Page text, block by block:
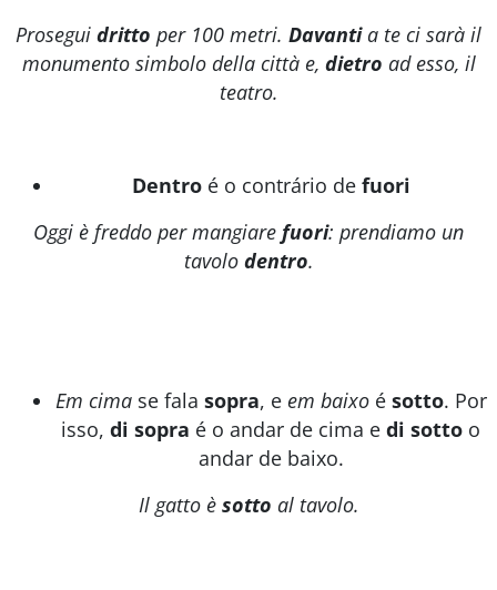
Prosegui dritto per 100 metri. Davantia te ci sarà il
monumento simbolo della città e, dietro ad esso, il
teatro.
Dentro é o contrário de fuori
Oggi è freddo per mangiare fuori: prendiamo un
tavolo dentro.
Em cima se fala sopra, eem baixoé sotto. Por
isso, di sopra é o andar de cima e di sotto o
andar de baixo.
Il gatto è sotto al tavolo.